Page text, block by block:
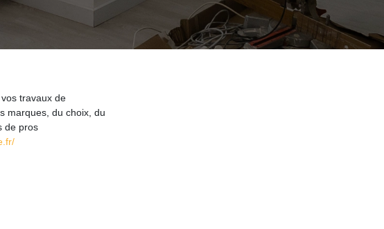
travaux de
marques, du choix, du
de pros